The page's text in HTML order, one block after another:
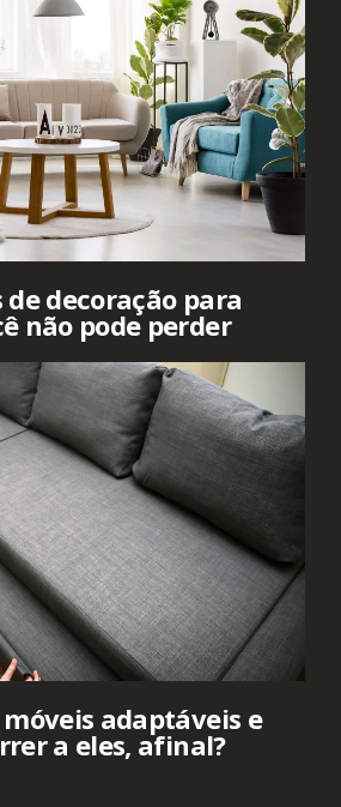
decoração para
não pode perder
móveis adaptáveis e
a eles, afinal?